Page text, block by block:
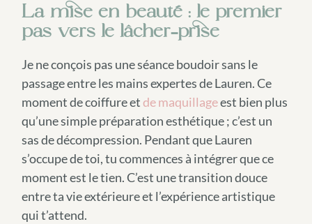
La mise en beauté : le premier
pas vers le lâcher-prise
Je ne conçois pas une séance boudoir sans le
passage entre les mains expertes de Lauren. Ce
moment de coiffure etde maquillageest bien plus
qu’une simple préparation esthétique ; c’est un
sas de décompression. Pendant que Lauren
s’occupe de toi, tu commences à intégrer que ce
moment est le tien. C’est une transition douce
entre ta vie extérieure et l’expérience artistique
qui t’attend.